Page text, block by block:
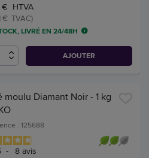
€ HTVA
€ TVAC)
LIVRÉ EN 24/48H
AJOUTER
moulu Diamant Noir - 1 kg
: 125688
- 8 avis